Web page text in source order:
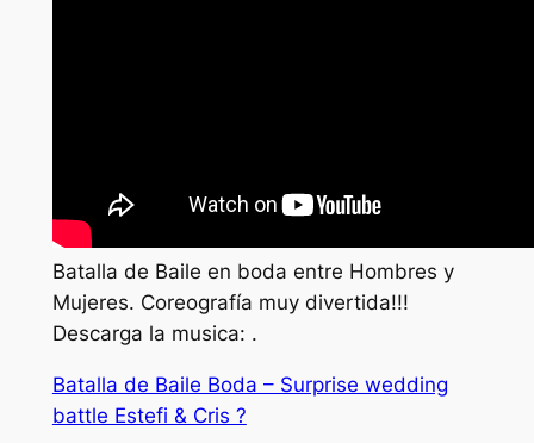
Batalla de Baile en boda entre Hombres y
Mujeres. Coreografía muy divertida!!!
Descarga la musica: .
Batalla de Baile Boda – Surprise wedding
battle Estefi & Cris ?